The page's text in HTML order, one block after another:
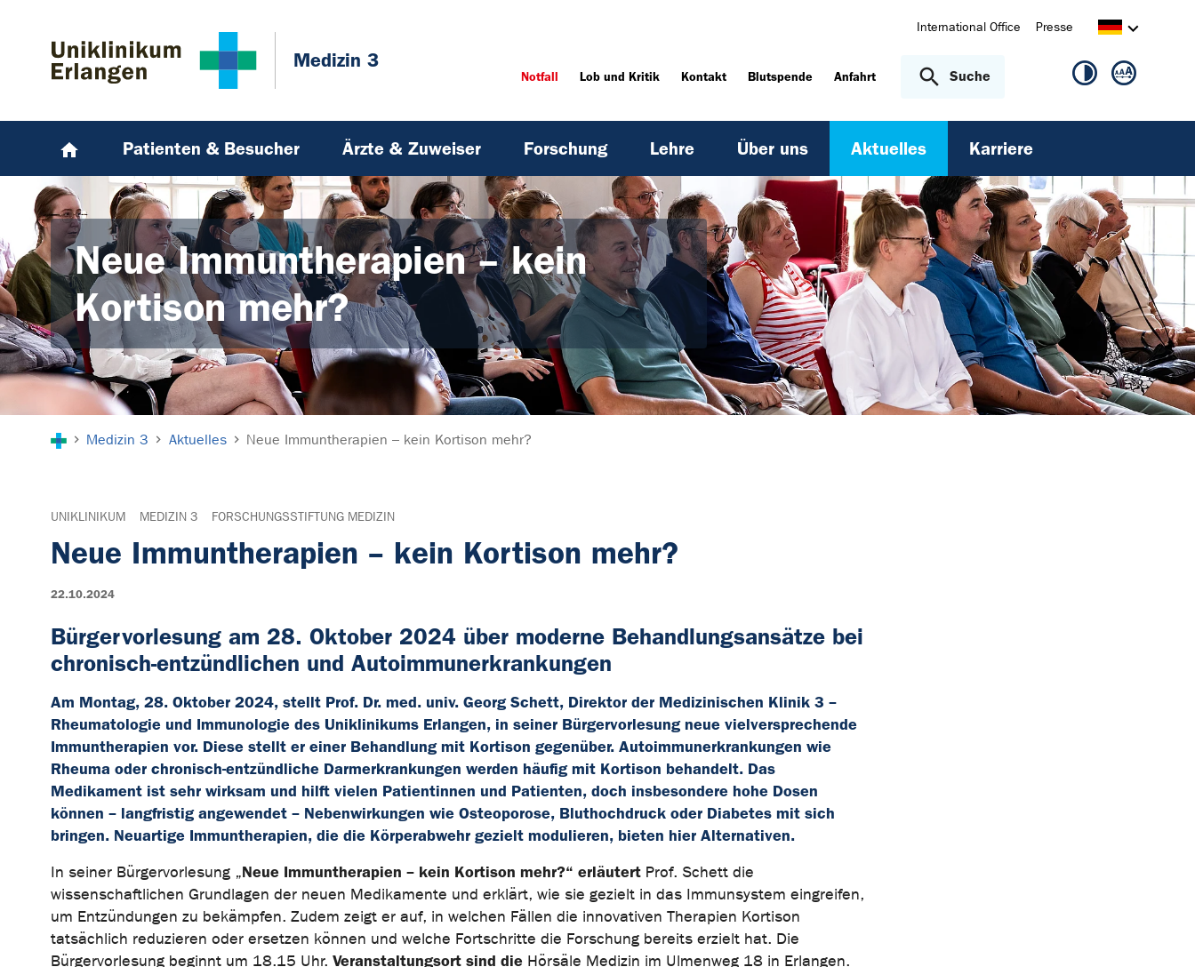
Medizin 3
International Office Presse
Notfall Lob und Kritik Kontakt Blutspende Anfahrt Suche
Patienten & Besucher Ärzte & Zuweiser Forschung Lehre Über uns Aktuelles Karriere
Neue Immuntherapien – kein
Kortison mehr?
Medizin 3 Aktuelles Neue Immuntherapien – kein Kortison mehr?
UNIKLINIKUM MEDIZIN 3 FORSCHUNGSSTIFTUNG MEDIZIN
Neue Immuntherapien – kein Kortison mehr?
22.10.2024
Bürgervorlesung am 28. Oktober 2024 über moderne Behandlungsansätze bei
chronisch-entzündlichen und Autoimmunerkrankungen
Am Montag, 28. Oktober 2024, stellt Prof. Dr. med. univ. Georg Schett, Direktor der Medizinischen Klinik 3 –
Rheumatologie und Immunologie des Uniklinikums Erlangen, in seiner Bürgervorlesung neue vielversprechende
Immuntherapien vor. Diese stellt er einer Behandlung mit Kortison gegenüber. Autoimmunerkrankungen wie
Rheuma oder chronisch-entzündliche Darmerkrankungen werden häufig mit Kortison behandelt. Das
Medikament ist sehr wirksam und hilft vielen Patientinnen und Patienten, doch insbesondere hohe Dosen
können – langfristig angewendet – Nebenwirkungen wie Osteoporose, Bluthochdruck oder Diabetes mit sich
bringen. Neuartige Immuntherapien, die die Körperabwehr gezielt modulieren, bieten hier Alternativen.
In seiner Bürgervorlesung „Neue Immuntherapien – kein Kortison mehr?“ erläutert Prof. Schett die
wissenschaftlichen Grundlagen der neuen Medikamente und erklärt, wie sie gezielt in das Immunsystem eingreifen,
um Entzündungen zu bekämpfen. Zudem zeigt er auf, in welchen Fällen die innovativen Therapien Kortison
tatsächlich reduzieren oder ersetzen können und welche Fortschritte die Forschung bereits erzielt hat. Die
Bürgervorlesung beginnt um 18.15 Uhr. Veranstaltungsort sind die Hörsäle Medizin im Ulmenweg 18 in Erlangen.